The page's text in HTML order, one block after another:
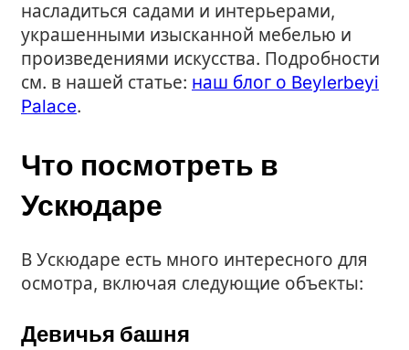
насладиться садами и интерьерами,
украшенными изысканной мебелью и
произведениями искусства. Подробности
см. в нашей статье: наш блог о Beylerbeyi
Palace.
Что посмотреть в
Ускюдаре
В Ускюдаре есть много интересного для
осмотра, включая следующие объекты:
Девичья башня